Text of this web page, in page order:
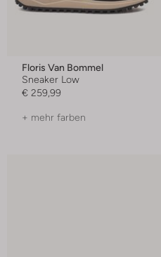
Floris Van Bommel
Sneaker Low
€ 259,99
+ mehr farben